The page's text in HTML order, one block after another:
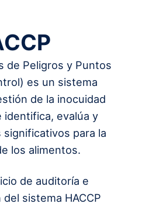
de Peligros y Puntos
es un sistema
de la inocuidad
identifica, evalúa y
para la
los alimentos.
de auditoría e
sistema HACCP